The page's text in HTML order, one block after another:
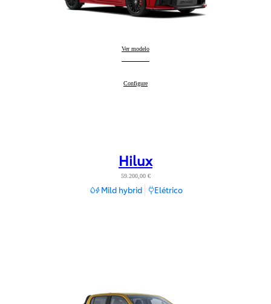
GR Yaris:
Ver modelo
GR Yaris:
Configure
Hilux
59.200,00 €
Mild hybrid Elétrico